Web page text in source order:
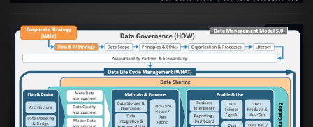
Artikel:Die moderne Architektur für
Daten- und KI-orientierte Unternehmen